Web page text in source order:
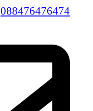
088476476474